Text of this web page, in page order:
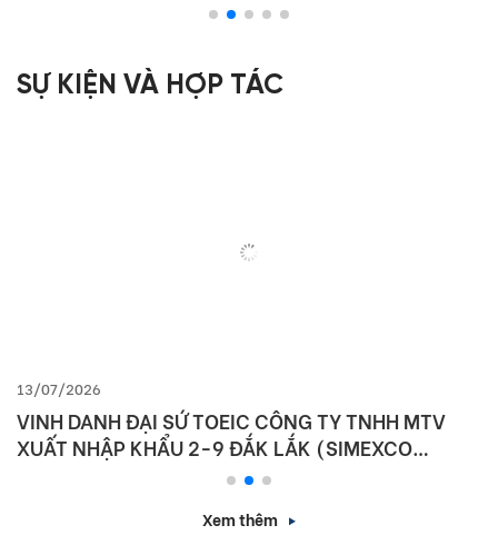
SỰ KIỆN VÀ HỢP TÁC
13/07/2026
VINH DANH ĐẠI SỨ TOEIC CÔNG TY TNHH MTV
XUẤT NHẬP KHẨU 2-9 ĐẮK LẮK (SIMEXCO
Xem thêm